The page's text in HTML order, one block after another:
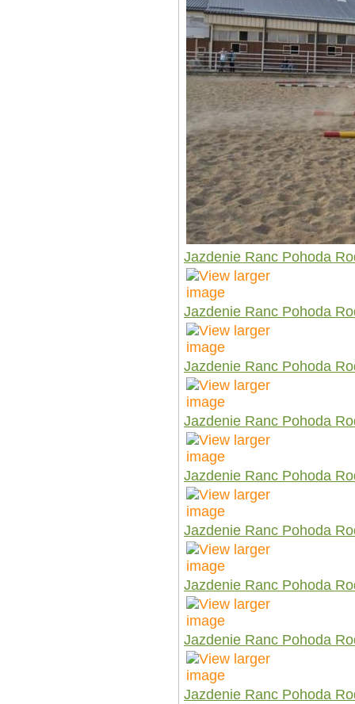
Jazdenie Ranc Pohoda
Jazdenie Ranc Pohoda
Jazdenie Ranc Pohoda
Jazdenie Ranc Pohoda
Jazdenie Ranc Pohoda
Jazdenie Ranc Pohoda
Jazdenie Ranc Pohoda
Jazdenie Ranc Pohoda
Jazdenie Ranc Pohoda